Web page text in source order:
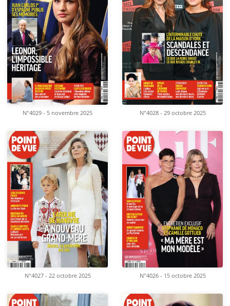
N°4029 - 5 novembre 2025 N°4028 - 29 octobre 2025
N°4027 - 22 octobre 2025 N°4026 - 15 octobre 2025